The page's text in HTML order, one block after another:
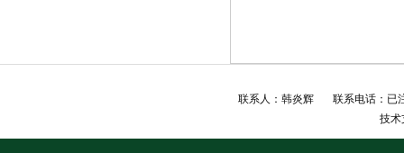
联系人：韩炎辉 联系电话：
技